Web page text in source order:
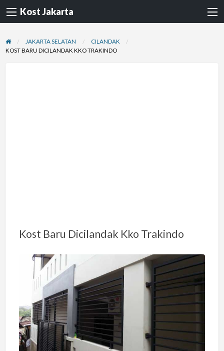
Kost Jakarta
JAKARTA SELATAN
CILANDAK
KOST BARU DICILANDAK KKO TRAKINDO
Kost Baru Dicilandak Kko Trakindo